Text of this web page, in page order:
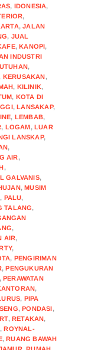
, IDONESIA,
,
,JALAN
, JUAL
,KANOPI,
INDUSTRI
,
KERUSAKAN,
, KILINIK,
, KOTA DI
,LANSAKAP,
, LEMBAB,
, LOGAM,LUAR
LANSKAP,
,
AIR,
,
GALVANIS,
,MUSIM
, PALU,
TALANG,
,
AIR,
,
, PENGIRIMAN
,PENGUKURAN
,PERAWATAN
,
, PIPA
,PONDASI,
,RETAKAN,
,ROYNAL-
,RUANG BAWAH